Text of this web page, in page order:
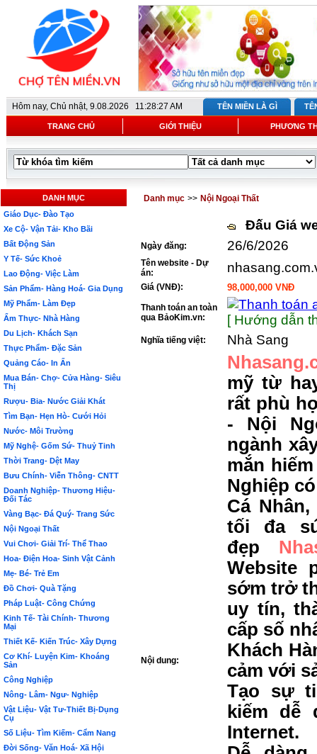
Hôm nay, Chủ nhật, 9.08.2026 11:28:27 AM TÊN MIỀN LÀ GÌ
TRANG CHỦ GIỚI THIỆU PHƯƠNG
DANH MỤC
Giáo Dục- Đào Tạo
Xe Cộ- Vận Tải- Kho Bãi
Bất Động Sản
Y Tế- Sức Khoẻ
Lao Động- Việc Làm
Sản Phẩm- Hàng Hoá- Gia Dụng
Mỹ Phẩm- Làm Đẹp
Ẩm Thực- Nhà Hàng
Du Lịch- Khách Sạn
Thực Phẩm- Đặc Sản
Quảng Cáo- In Ấn
Mua Bán- Chợ- Cửa Hàng- Siêu
Thị
Rượu- Bia- Nước Giải Khát
Tìm Bạn- Hẹn Hò- Cưới Hỏi
Nước- Môi Trường
Mỹ Nghệ- Gốm Sứ- Thuỷ Tinh
Thời Trang- Dệt May
Bưu Chính- Viễn Thông- CNTT
Doanh Nghiệp- Thương Hiệu-
Đối Tác
Vàng Bạc- Đá Quý- Trang Sức
Nội Ngoại Thất
Vui Chơi- Giải Trí- Thể Thao
Hoa- Điện Hoa- Sinh Vật Cảnh
Mẹ- Bé- Trẻ Em
Đồ Chơi- Quà Tặng
Pháp Luật- Công Chứng
Kinh Tế- Tài Chính- Thương
Mại
Thiết Kế- Kiến Trúc- Xây Dựng
Cơ Khí- Luyện Kim- Khoáng
Sản
Công Nghiệp
Nông- Lâm- Ngư- Nghiệp
Vật Liệu- Vật Tư-Thiết Bị-Dụng
Cụ
Số Liệu- Tìm Kiếm- Cẩm Nang
Đời Sống- Văn Hoá- Xã Hội
Danh mục >> Nội Ngoại Thất
Đấu Giá
Ngày đăng: 26/6/2026
Tên website - Dự
án:
Giá (VNĐ): 98,000,000 VNĐ
Thanh toán an toàn
qua BảoKim.vn:
[ Hướng dẫn
Nghĩa tiếng việt: Nhà Sang
Nội dung:
mỹ từ
rất phù
- Nội
ngành
mắn
Nghiệp
Cá
tối đa
đẹp
Website
sớm trở
uy tín,
cấp số
Khách
cảm với
Tạo sự
kiếm dễ
Internet.